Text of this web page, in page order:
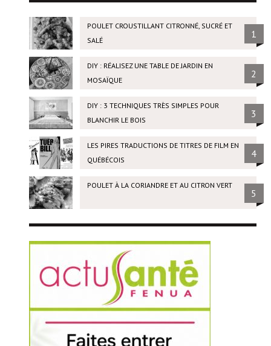
POULET CROUSTILLANT CITRONNÉ, SUCRÉ ET
SALÉ
1
DIY : RÉALISEZ UNE TABLE DE JARDIN EN
MOSAÏQUE
2
DIY : 3 TECHNIQUES TRÈS SIMPLES POUR
BLANCHIR LE BOIS
3
LES PIRES TRADUCTIONS DE TITRES DE FILM EN
QUÉBÉCOIS
4
POULET À LA CORIANDRE ET AU CITRON VERT
5